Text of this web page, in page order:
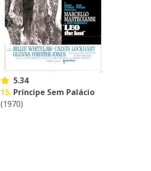
5.34
15. Príncipe Sem Palácio
(1970)